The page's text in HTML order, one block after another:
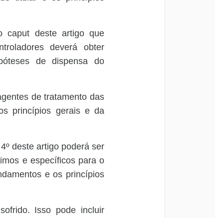
caput deste artigo que
deverá obter
de dispensa do
de tratamento das
princípios gerais e da
deste artigo poderá ser
e específicos para o
e os princípios
Isso pode incluir